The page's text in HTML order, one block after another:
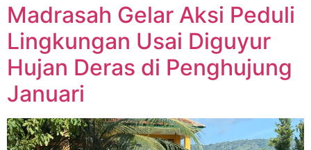
Madrasah Gelar Aksi Peduli
Lingkungan Usai Diguyur
Hujan Deras di Penghujung
Januari